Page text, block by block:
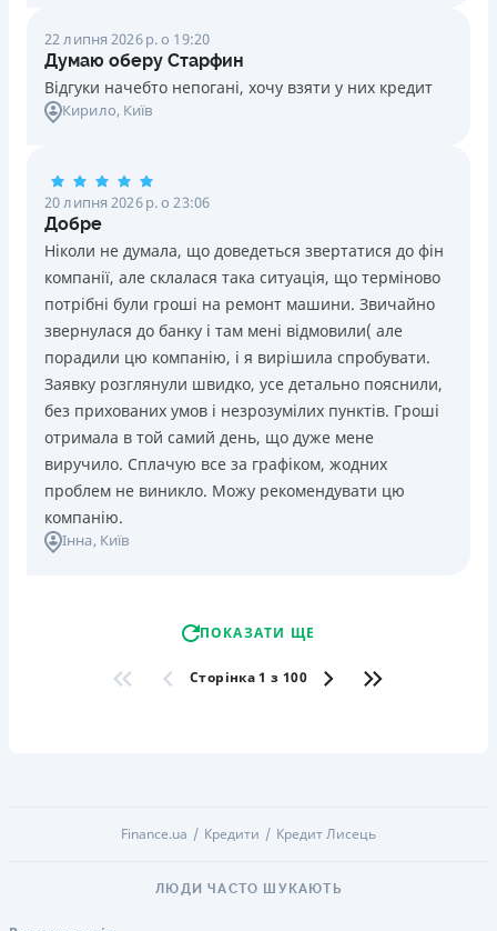
22 липня 2026 р. о 19:20
Думаю оберу Старфин
Відгуки начебто непогані, хочу взяти у них кредит
Кирило, Київ
20 липня 2026 р. о 23:06
Добре
Ніколи не думала, що доведеться звертатися до фін
компанії, але склалася така ситуація, що терміново
потрібні були гроші на ремонт машини. Звичайно
звернулася до банку і там мені відмовили( але
порадили цю компанію, і я вирішила спробувати.
Заявку розглянули швидко, усе детально пояснили,
без прихованих умов і незрозумілих пунктів. Гроші
отримала в той самий день, що дуже мене
виручило. Сплачую все за графіком, жодних
проблем не виникло. Можу рекомендувати цю
компанію.
Інна, Київ
ПОКАЗАТИ ЩЕ
Сторінка 1 з 100
Finance.ua Кредити Кредит Лисець
ЛЮДИ ЧАСТО ШУКАЮТЬ